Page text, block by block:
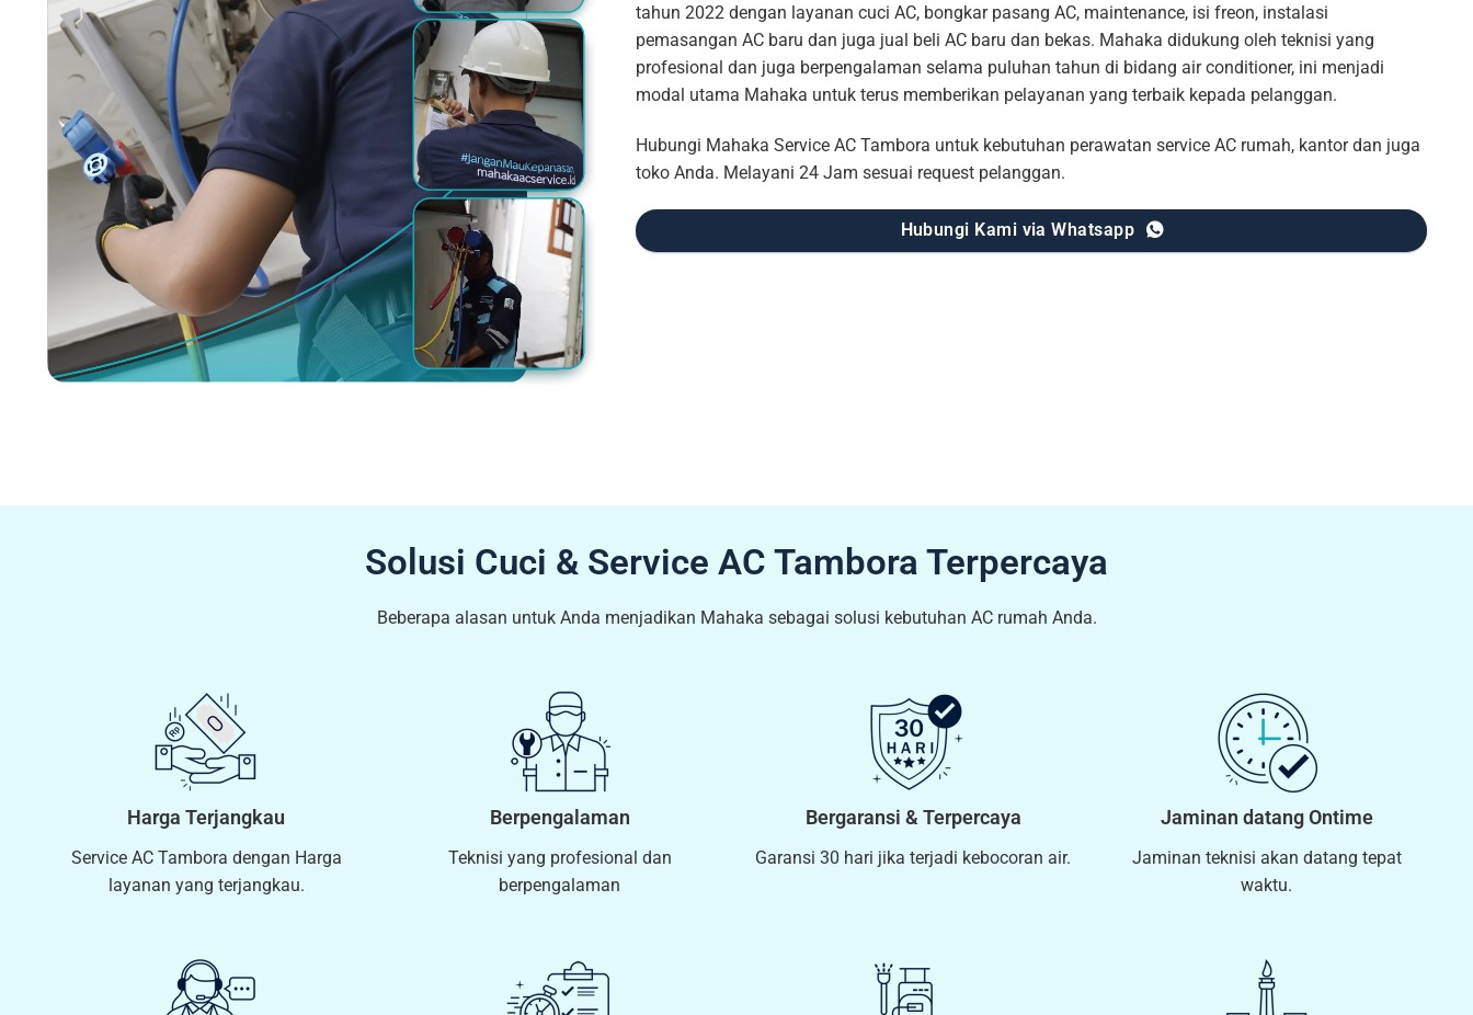
tahun 2022 dengan layanan cuci AC, bongkar pasang AC, maintenance, isi freon, instalasi
pemasangan AC baru dan juga jual beli AC baru dan bekas. Mahaka didukung oleh teknisi yang
profesional dan juga berpengalaman selama puluhan tahun di bidang air conditioner, ini menjadi
modal utama Mahaka untuk terus memberikan pelayanan yang terbaik kepada pelanggan.
Hubungi Mahaka Service AC Tambora untuk kebutuhan perawatan service AC rumah, kantor dan juga
toko Anda. Melayani 24 Jam sesuai request pelanggan.
Hubungi Kami via Whatsapp
Solusi Cuci & Service AC Tambora Terpercaya
Beberapa alasan untuk Anda menjadikan Mahaka sebagai solusi kebutuhan AC rumah Anda.
Harga Terjangkau
Service AC Tambora dengan Harga
layanan yang terjangkau.
Berpengalaman
Teknisi yang profesional dan
berpengalaman
Bergaransi & Terpercaya
Garansi 30 hari jika terjadi kebocoran air.
Jaminan datang Ontime
Jaminan teknisi akan datang tepat
waktu.